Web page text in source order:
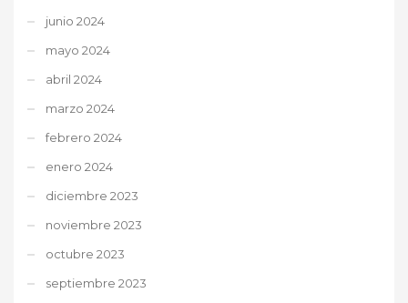
junio 2024
mayo 2024
abril 2024
marzo 2024
febrero 2024
enero 2024
diciembre 2023
noviembre 2023
octubre 2023
septiembre 2023